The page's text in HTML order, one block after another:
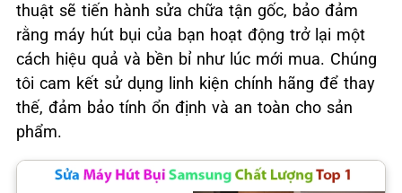
thuật sẽ tiến hành sửa chữa tận gốc, bảo đảm
rằng máy hút bụi của bạn hoạt động trở lại một
cách hiệu quả và bền bỉ như lúc mới mua. Chúng
tôi cam kết sử dụng linh kiện chính hãng để thay
thế, đảm bảo tính ổn định và an toàn cho sản
phẩm.